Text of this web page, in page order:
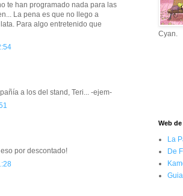
te han programado nada para las
La pena es que no llego a
Para algo entretenido que
a los del stand, Teri... -ejem-
por descontado!
Cyan.
Web
La
De